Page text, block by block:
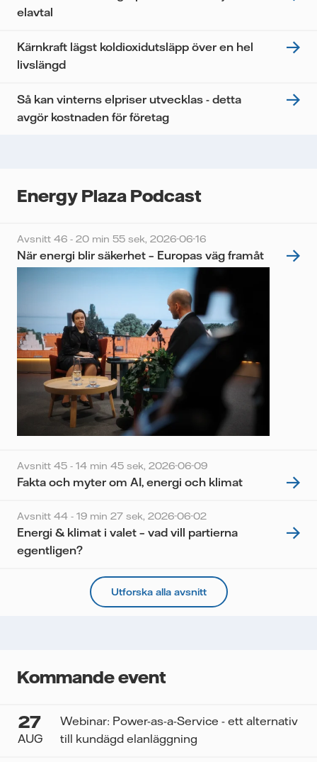
elavtal
Kärnkraft lägst koldioxidutsläpp över en hel
livslängd
Så kan vinterns elpriser utvecklas - detta
avgör kostnaden för företag
Energy Plaza Podcast
Avsnitt 46 - 20 min 55 sek, 2026-06-16
När energi blir säkerhet – Europas väg framåt
Avsnitt 45 - 14 min 45 sek, 2026-06-09
Fakta och myter om AI, energi och klimat
Avsnitt 44 - 19 min 27 sek, 2026-06-02
Energi & klimat i valet – vad vill partierna
egentligen?
Utforska alla avsnitt
Kommande event
27
AUG
Webinar: Power-as-a-Service - ett alternativ
till kundägd elanläggning